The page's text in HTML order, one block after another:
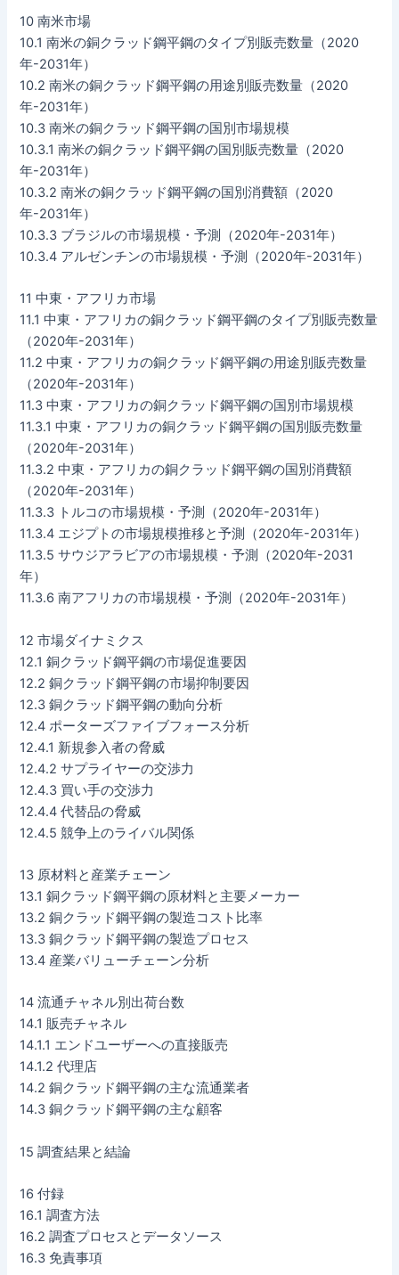
10 南米市場
10.1 南米の銅クラッド鋼平鋼のタイプ別販売数量（2020
年-2031年）
10.2 南米の銅クラッド鋼平鋼の用途別販売数量（2020
年-2031年）
10.3 南米の銅クラッド鋼平鋼の国別市場規模
10.3.1 南米の銅クラッド鋼平鋼の国別販売数量（2020
年-2031年）
10.3.2 南米の銅クラッド鋼平鋼の国別消費額（2020
年-2031年）
10.3.3 ブラジルの市場規模・予測（2020年-2031年）
10.3.4 アルゼンチンの市場規模・予測（2020年-2031年）
11 中東・アフリカ市場
11.1 中東・アフリカの銅クラッド鋼平鋼のタイプ別販売数量
（2020年-2031年）
11.2 中東・アフリカの銅クラッド鋼平鋼の用途別販売数量
（2020年-2031年）
11.3 中東・アフリカの銅クラッド鋼平鋼の国別市場規模
11.3.1 中東・アフリカの銅クラッド鋼平鋼の国別販売数量
（2020年-2031年）
11.3.2 中東・アフリカの銅クラッド鋼平鋼の国別消費額
（2020年-2031年）
11.3.3 トルコの市場規模・予測（2020年-2031年）
11.3.4 エジプトの市場規模推移と予測（2020年-2031年）
11.3.5 サウジアラビアの市場規模・予測（2020年-2031
年）
11.3.6 南アフリカの市場規模・予測（2020年-2031年）
12 市場ダイナミクス
12.1 銅クラッド鋼平鋼の市場促進要因
12.2 銅クラッド鋼平鋼の市場抑制要因
12.3 銅クラッド鋼平鋼の動向分析
12.4 ポーターズファイブフォース分析
12.4.1 新規参入者の脅威
12.4.2 サプライヤーの交渉力
12.4.3 買い手の交渉力
12.4.4 代替品の脅威
12.4.5 競争上のライバル関係
13 原材料と産業チェーン
13.1 銅クラッド鋼平鋼の原材料と主要メーカー
13.2 銅クラッド鋼平鋼の製造コスト比率
13.3 銅クラッド鋼平鋼の製造プロセス
13.4 産業バリューチェーン分析
14 流通チャネル別出荷台数
14.1 販売チャネル
14.1.1 エンドユーザーへの直接販売
14.1.2 代理店
14.2 銅クラッド鋼平鋼の主な流通業者
14.3 銅クラッド鋼平鋼の主な顧客
15 調査結果と結論
16 付録
16.1 調査方法
16.2 調査プロセスとデータソース
16.3 免責事項